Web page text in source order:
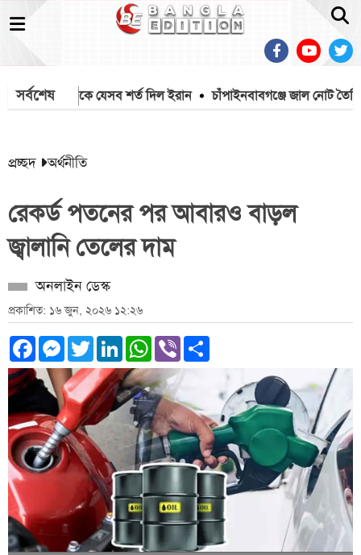
সর্বশেষ
যুক্তরাষ্ট্রকে যেসব শর্ত দিল ইরান চাঁপাইনবাবগঞ্জে জাল নোট তৈরির
প্রচ্ছদ অর্থনীতি
রেকর্ড পতনের পর আবারও বাড়ল
জ্বালানি তেলের দাম
অনলাইন ডেস্ক
প্রকাশিত: ১৬ জুন, ২০২৬ ১২:২৬
Facebook
Messenger
TwitterLinkedInWhatsApp
Viber